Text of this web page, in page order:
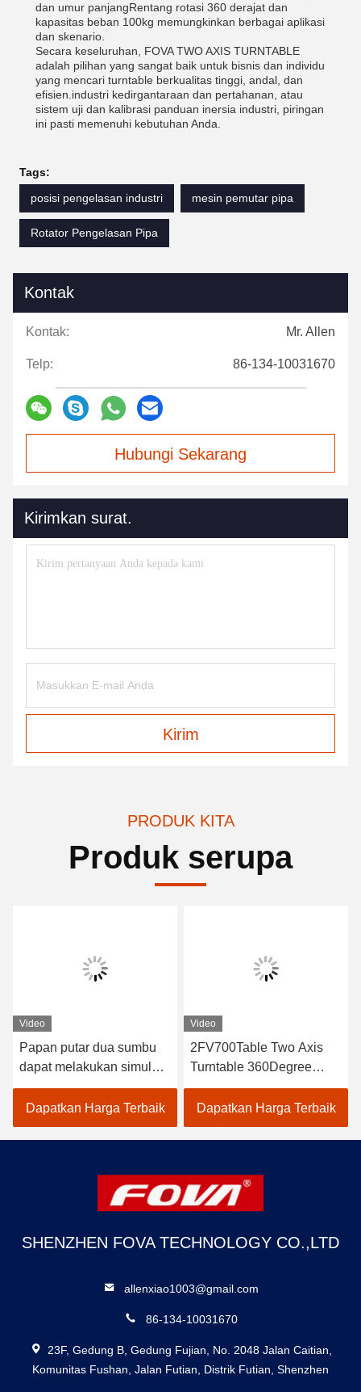
dan umur panjangRentang rotasi 360 derajat dan
kapasitas beban 100kg memungkinkan berbagai aplikasi
dan skenario.
Secara keseluruhan, FOVA TWO AXIS TURNTABLE
adalah pilihan yang sangat baik untuk bisnis dan individu
yang mencari turntable berkualitas tinggi, andal, dan
efisien.industri kedirgantaraan dan pertahanan, atau
sistem uji dan kalibrasi panduan inersia industri, piringan
ini pasti memenuhi kebutuhan Anda.
Tags:
posisi pengelasan industri
mesin pemutar pipa
Rotator Pengelasan Pipa
Kontak
Kontak: Mr. Allen
Telp: 86-134-10031670
Hubungi Sekarang
Kirimkan surat.
Kirim
PRODUK KITA
Produk serupa
Video
Papan putar dua sumbu
dapat melakukan simulasi
gerak, servo, getaran
sudut, dan pengujian
gerak dinamis simulasi
dalam dua arah
100lb 60kg Kapasitas
Rotating Positioner
Dapatkan Harga Terbaik
Video
2FV700Table Two Axis
Turntable 360Degree
Rotation Range,The dual-
axis turntable dapat
melakukan simulasi
gerak, servo, getaran
gerak dinamis simulasi
dalam dua arah rotasi
Dapatkan Harga Terbaik
SHENZHEN FOVA TECHNOLOGY CO.,LTD
allenxiao1003@gmail.com
86-134-10031670
23F, Gedung B, Gedung Fujian, No. 2048 Jalan Caitian,
Komunitas Fushan, Jalan Futian, Distrik Futian, Shenzhen